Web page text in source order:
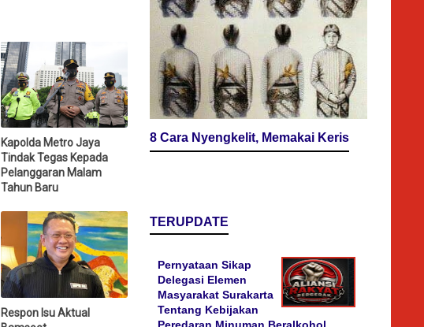
Kapolda Metro Jaya
Tindak Tegas Kepada
Pelanggaran Malam
Tahun Baru
Respon Isu Aktual
8 Cara Nyengkelit, Memakai Keris
TERUPDATE
Pernyataan Sikap
Delegasi Elemen
Masyarakat Surakarta
Tentang Kebijakan
Peredaran Minuman Beralkohol